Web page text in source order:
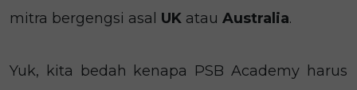
mitra bergengsi asal UK atau Australia.
Yuk, kita bedah kenapa PSB Academy harus